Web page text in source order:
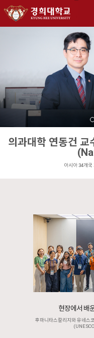
의과대학 연동건 교
아시아 34개국
현장에서 배
후마니타스칼리지와 유네스